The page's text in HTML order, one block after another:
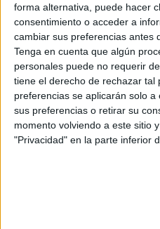
forma alternativa, puede hacer
consentimiento o acceder a
cambiar sus preferencias antes
Tenga en cuenta que algún
personales puede no requerir
tiene el derecho de rechazar tal
preferencias se aplicarán solo
sus preferencias o retirar su
momento volviendo a este sitio
"Privacidad" en la parte inferior
monocromático. El detalle
elección de un pantalón
de diseño con taco bajo y
detalles en dorado de